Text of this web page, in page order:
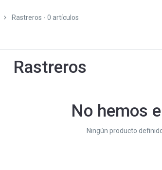
Rastreros - 0 artículos
Rastreros
No hemos
Ningún producto